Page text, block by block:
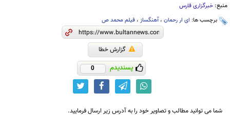
منبع: خبرگزاری فارس
برچسب ها: ای ار رحمان ،آهنگساز ، فیلم محمد ص
گزارش خطا
پسندیدم 0
شما می توانید مطالب و تصاویر خود را به آدرس زیر ارسال فرمایید.